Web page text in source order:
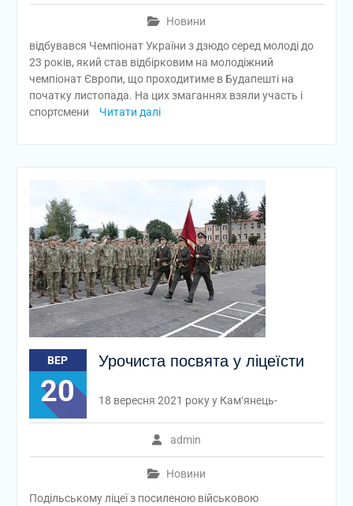
Новини
відбувався Чемпіонат України з дзюдо серед молоді до
23 років, який став відбірковим на молодіжний
чемпіонат Європи, що проходитиме в Будапешті на
початку листопада. На цих змаганнях взяли участь і
спортсмени
Читати далі
ВЕР
20
Урочиста посвята у ліцеїсти
admin
Новини
18 вересня 2021 року у Кам‘янець-
Подільському ліцеї з посиленою військовою